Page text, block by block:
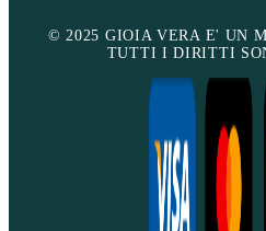
© 2025 GIOIA VERA E' UN
TUTTI I DIRITTI